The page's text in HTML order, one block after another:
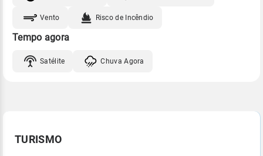
Vento Risco de Incêndio
Tempo agora
Satélite Chuva Agora
TURISMO